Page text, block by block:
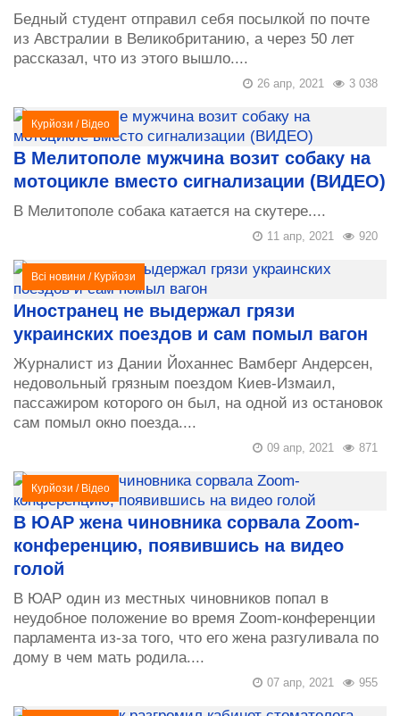
Бедный студент отправил себя посылкой по почте
из Австралии в Великобританию, а через 50 лет
рассказал, что из этого вышло....
3 038
26 апр, 2021
Курйози / Відео
В Мелитополе мужчина возит собаку на
мотоцикле вместо сигнализации (ВИДЕО)
В Мелитополе собака катается на скутере....
920
11 апр, 2021
Всі новини / Курйози
Иностранец не выдержал грязи
украинских поездов и сам помыл вагон
Журналист из Дании Йоханнес Вамберг Андерсен,
недовольный грязным поездом Киев-Измаил,
пассажиром которого он был, на одной из остановок
сам помыл окно поезда....
871
09 апр, 2021
Курйози / Відео
В ЮАР жена чиновника сорвала Zoom-
конференцию, появившись на видео
голой
В ЮАР один из местных чиновников попал в
неудобное положение во время Zoom-конференции
парламента из-за того, что его жена разгуливала по
дому в чем мать родила....
955
07 апр, 2021